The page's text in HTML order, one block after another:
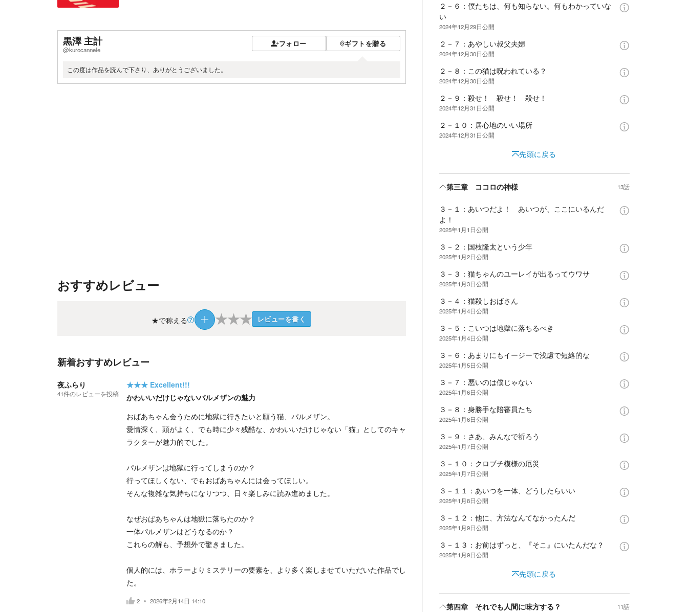
黒澤 主計
@kurocannele
フォロー ギフトを贈る
この度は作品を読んで下さり、ありがとうございました。
おすすめレビュー
★で称える ★★★ レビューを書く
新着おすすめレビュー
夜ふらり
41件のレビューを投稿
★★★ Excellent!!!
かわいいだけじゃないパルメザンの魅力
おばあちゃん会うために地獄に行きたいと願う猫、パルメザン。
愛情深く、頭がよく、でも時に少々残酷な、かわいいだけじゃない「猫」としてのキャ
ラクターが魅力的でした。
パルメザンは地獄に行ってしまうのか？
行ってほしくない、でもおばあちゃんには会ってほしい。
そんな複雑な気持ちになりつつ、日々楽しみに読み進めました。
なぜおばあちゃんは地獄に落ちたのか？
一体パルメザンはどうなるのか？
これらの解も、予想外で驚きました。
個人的には、ホラーよりミステリーの要素を、より多く楽しませていただいた作品でし
た。
2 2026年2月14日 14:10
２－６：僕たちは、何も知らない。何もわかっていな
い
2024年12月29日公開
２－７：あやしい叔父夫婦
2024年12月30日公開
２－８：この猫は呪われている？
2024年12月30日公開
２－９：殺せ！ 殺せ！ 殺せ！
2024年12月31日公開
２－１０：居心地のいい場所
2024年12月31日公開
先頭に戻る
第三章 ココロの神様 13話
３－１：あいつだよ！ あいつが、ここにいるんだ
よ！
2025年1月1日公開
３－２：国枝隆太という少年
2025年1月2日公開
３－３：猫ちゃんのユーレイが出るってウワサ
2025年1月3日公開
３－４：猫殺しおばさん
2025年1月4日公開
３－５：こいつは地獄に落ちるべき
2025年1月4日公開
３－６：あまりにもイージーで浅慮で短絡的な
2025年1月5日公開
３－７：悪いのは僕じゃない
2025年1月6日公開
３－８：身勝手な陪審員たち
2025年1月6日公開
３－９：さあ、みんなで祈ろう
2025年1月7日公開
３－１０：クロブチ模様の厄災
2025年1月7日公開
３－１１：あいつを一体、どうしたらいい
2025年1月8日公開
３－１２：他に、方法なんてなかったんだ
2025年1月9日公開
３－１３：お前はずっと、『そこ』にいたんだな？
2025年1月9日公開
先頭に戻る
第四章 それでも人間に味方する？ 11話